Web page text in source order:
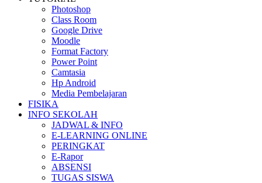
Photoshop
Class Room
Google Drive
Moodle
Format Factory
Power Point
Camtasia
Hp Android
Media Pembelajaran
FISIKA
INFO SEKOLAH
JADWAL & INFO
E-LEARNING ONLINE
PERINGKAT
E-Rapor
ABSENSI
TUGAS SISWA